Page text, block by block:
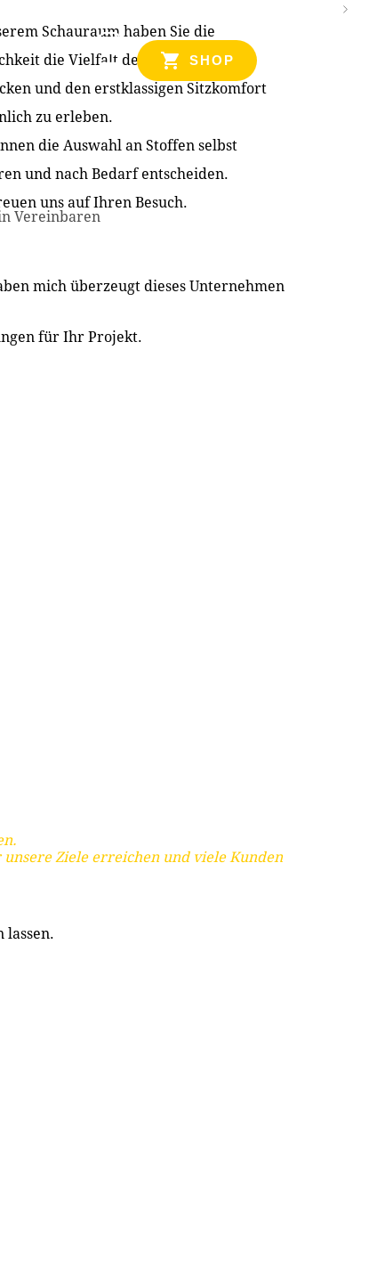
SHOP
Schauraum haben Sie die
die Vielfalt der Produkte zu
und den erstklassigen Sitzkomfort
zu erleben.
die Auswahl an Stoffen selbst
und nach Bedarf entscheiden.
uns auf Ihren Besuch.
Vereinbaren
mich überzeugt dieses Unternehmen
für Ihr Projekt.
Ziele erreichen und viele Kunden
lassen.